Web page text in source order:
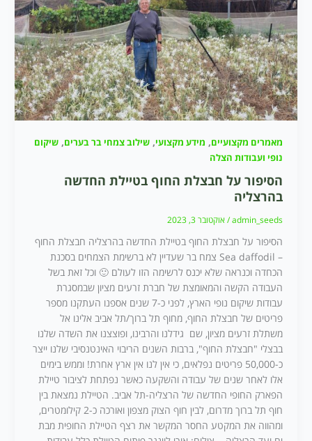
מאמרים מקצועיים, מידע מקצועי, שילוב צמחי בר בערים, שיקום
נופי ועבודות הצלה
הסיפור על חבצלת החוף בטיילת החדשה
בהרצליה
admin_seeds
/אוקטובר 3, 2023
הסיפור על חבצלת החוף בטיילת החדשה בהרצליה חבצלת החוף
– Sea daffodil צמח בר שעדיין לא ברשימת הצמחים בסכנת
הכחדה וכנראה שלא יכנס לרשימה הזו לעולם 🙂 וכל זאת בשל
העבודה הקשה והמאומצת של חברת זרעים מציון שבמסגרת
עבודות שיקום נופי הארץ, לפני כ-7 שנים אספנו העתקנו מספר
פריטים של חבצלת החוף, מחוף תל ברוך/תל אביב אלינו אל
משתלת זרעים מציון, שם גידלנו והרבינו, ופוצצנו את השדה שלנו
בבצלי "חבצלת החוף", ברבות השנים הריבוי האינטנסיבי שלנו ייצר
כ-50,000 פריטים נפלאים, כי אין לנו אין ארץ אחרת! וממש בימים
אלו לאחר שנים של עבודה והשקעה כאשר נפתחת לציבור טיילת
הפארק החופי החדשה של הרצליה-תל אביב. הטיילת נמצאת בין
חוף תל ברוך מדרום, לבין חוף הצוק מצפון ואורכה כ-2 קילומטרים,
ומהווה את המקטע החסר המקשר את רצף הטיילת החופית מבת